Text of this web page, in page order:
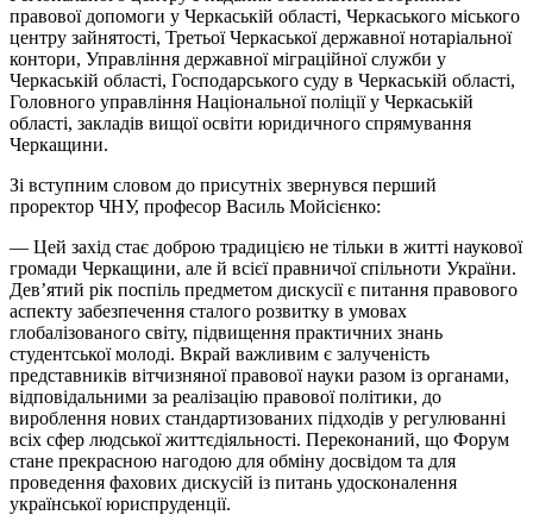
правової допомоги у Черкаській області, Черкаського міського
центру зайнятості, Третьої Черкаської державної нотаріальної
контори, Управління державної міграційної служби у
Черкаській області, Господарського суду в Черкаській області,
Головного управління Національної поліції у Черкаській
області, закладів вищої освіти юридичного спрямування
Черкащини.
Зі вступним словом до присутніх звернувся перший
проректор ЧНУ, професор Василь Мойсієнко:
— Цей захід стає доброю традицією не тільки в житті наукової
громади Черкащини, але й всієї правничої спільноти України.
Дев’ятий рік поспіль предметом дискусії є питання правового
аспекту забезпечення сталого розвитку в умовах
глобалізованого світу, підвищення практичних знань
студентської молоді. Вкрай важливим є залученість
представників вітчизняної правової науки разом із органами,
відповідальними за реалізацію правової політики, до
вироблення нових стандартизованих підходів у регулюванні
всіх сфер людської життєдіяльності. Переконаний, що Форум
стане прекрасною нагодою для обміну досвідом та для
проведення фахових дискусій із питань удосконалення
української юриспруденції.